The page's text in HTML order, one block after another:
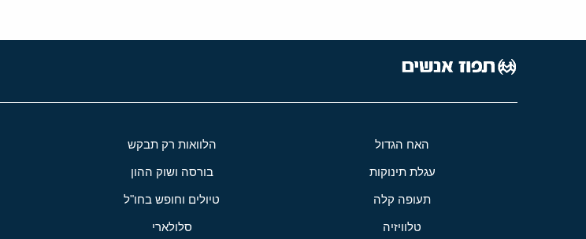
האח הגדול הלוואות רק תבקש
עגלת תינוקות בורסה ושוק ההון
תעופה קלה טיולים וחופש בחו"ל
טלוויזיה סלולארי